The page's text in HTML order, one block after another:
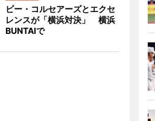
ビー・コルセアーズとエクセ
レンスが「横浜対決」 横浜
BUNTAIで